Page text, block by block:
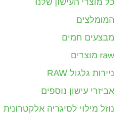
כל מוצרי העישון שלנו
המומלצים
מבצעים חמים
raw מוצרים
ניירות גלגול RAW
אביזרי עישון נוספים
נוזל מילוי לסיגריה אלקטרונית